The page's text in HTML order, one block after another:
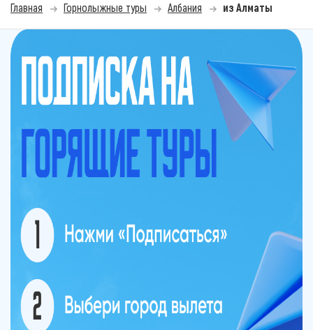
Главная Горнолыжные туры Албания из Алматы